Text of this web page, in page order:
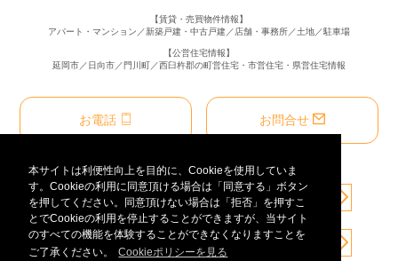
本サイトは利便性向上を目的に、Cookieを使用していま
す。Cookieの利用に同意頂ける場合は「同意する」ボタン
を押してください。同意頂けない場合は「拒否」を押すこ
とでCookieの利用を停止することができますが、当サイト
のすべての機能を体験することができなくなりますことを
ご了承ください。
Cookieポリシーを見る
【賃貸・売買物件情報】
アパート・マンション／新築戸建・中古戸建／店舗・事務所／土地／駐車場
【公営住宅情報】
延岡市／日向市／門川町／西臼杵郡の町営住宅・市営住宅・県営住宅情報
お電話 お問合せ